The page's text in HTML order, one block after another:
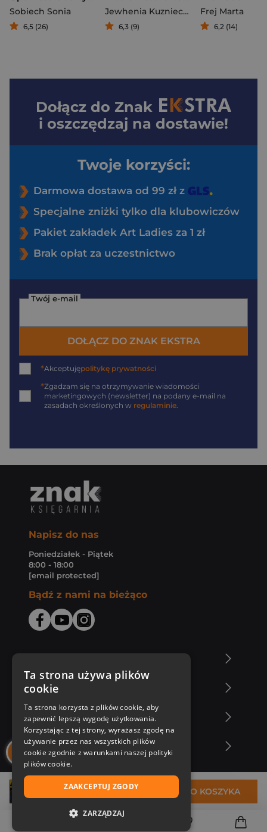
25,55 zł DO KOSZYKA
Sobiech Sonia
6,5 (26)
Jewhenia Kuzniecowa
6,3 (9)
Frej Marta
6,2 (14)
Dołącz do Znak
i oszczędzaj na dostawie!
Twoje korzyści:
Darmowa dostawa od 99 zł z
Specjalne zniżki tylko dla klubowiczów
Pakiet zakładek Art Ladies za 1 zł
Brak opłat za uczestnictwo
Twój e-mail
DOŁĄCZ DO ZNAK EKSTRA
*Akceptujępolitykę prywatności
*Zgadzam się na otrzymywanie wiadomości
marketingowych (newsletter) na podany e-mail na
zasadach określonych w regulaminie
Napisz do nas
Poniedziałek - Piątek
8:00 - 18:00
[email protected]
Bądź z nami na bieżąco
Zakupy u nas
Nasza oferta
Nasi autorzy
Ta strona używa plików
cookie
Ta strona korzysta z plików cookie, aby
zapewnić lepszą wygodę użytkowania.
Korzystając z tej strony, wyrażasz zgodę na
używanie przez nas wszystkich plików
cookie zgodnie z warunkami naszej polityki
plików cookie.
ZAAKCEPTUJ ZGODY
ZARZĄDZAJ